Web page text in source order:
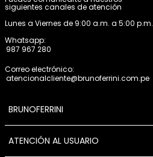
siguientes canales de atención
Lunes a Viernes de 9:00 a.m. a 5:00 p.m.
Whatsapp:
987 967 280
Correo electrónico:
atencionalcliente@brunoferrini.com.pe
BRUNOFERRINI
ATENCIÓN AL USUARIO